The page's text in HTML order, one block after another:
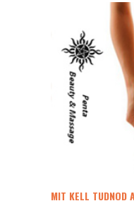
MIT KELL TUDNOD